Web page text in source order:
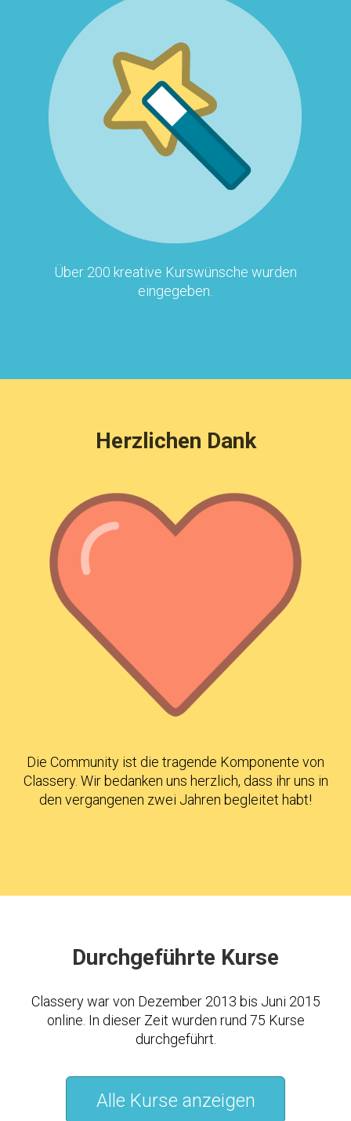
Über 200 kreative Kurswünsche wurden
eingegeben.
Herzlichen Dank
Die Community ist die tragende Komponente von
Classery. Wir bedanken uns herzlich, dass ihr uns in
den vergangenen zwei Jahren begleitet habt!
Durchgeführte Kurse
Classery war von Dezember 2013 bis Juni 2015
online. In dieser Zeit wurden rund 75 Kurse
durchgeführt.
Alle Kurse anzeigen